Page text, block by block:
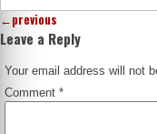
←previous
Leave a Reply
Your email address will not
Comment*